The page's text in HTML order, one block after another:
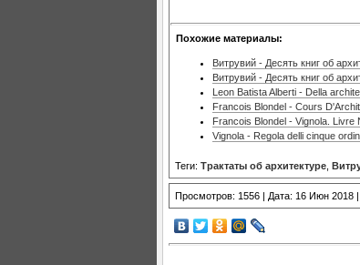
Похожие материалы:
Витрувий - Десять книг об
Витрувий - Десять книг об
Leon Batista Alberti - Della
Francois Blondel - Cours
Francois Blondel - Vignola.
Vignola - Regola delli cinque
Теги: Трактаты об архитектуре
Просмотров: 1556 | Дата: 16 Июн 2018